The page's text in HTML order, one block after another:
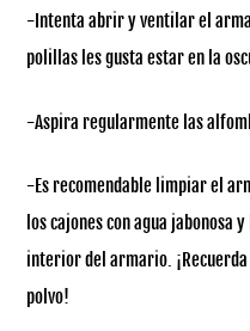
-Intenta abrir y ventilar el
polillas les gusta estar en la
-Aspira regularmente las
-Es recomendable limpiar el
los cajones con agua jabonosa
interior del armario.
polvo!